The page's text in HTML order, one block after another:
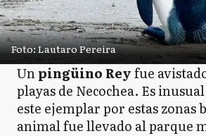
Foto: Lautaro Pereira
Unpingüino Reyfue
playas de Necochea. Es
este ejemplar por estas zonas
animal fue llevado al parque